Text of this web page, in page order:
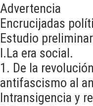
Advertencia
Encrucijadas
Estudio preliminar
I.La era social.
1. De la
antifascismo al
Intransigencia y